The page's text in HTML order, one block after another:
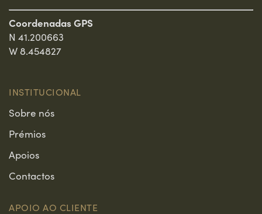
Coordenadas GPS
N 41.200663
W 8.454827
INSTITUCIONAL
Sobre nós
Prémios
Apoios
Contactos
APOIO AO CLIENTE